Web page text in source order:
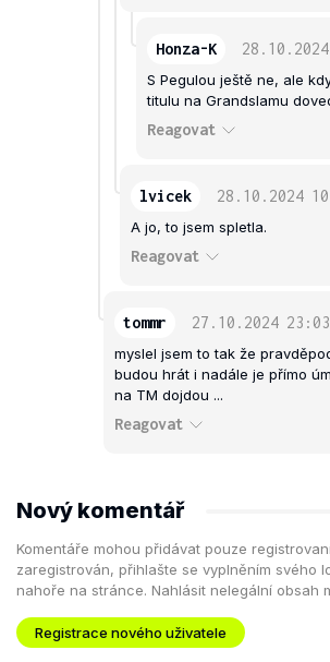
Honza-K 28.10.2024
S Pegulou ještě ne, ale
titulu na Grandslamu
Reagovat
lvicek 28.10.2024
A jo, to jsem spletla.
Reagovat
tommr 27.10.2024 23:03
myslel jsem to tak že
budou hrát i nadále je přímo
na TM dojdou ...
Reagovat
Nový komentář
Komentáře mohou přidávat pouze
zaregistrován, přihlašte se vyplněním svého
nahoře na stránce. Nahlásit nelegální obsah
Registrace nového uživatele